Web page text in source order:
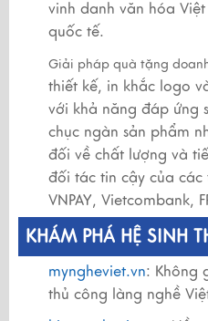
vinh danh văn hóa
quốc tế.
Giải pháp quà tặng
thiết kế, in khắc logo
với khả năng đáp ứng
chục ngàn sản phẩm
đối về chất lượng và
đối tác tin cậy của các
VNPAY, Vietcombank,
KHÁM PHÁ HỆ SINH
myngheviet.vn: Không
thủ công làng nghề